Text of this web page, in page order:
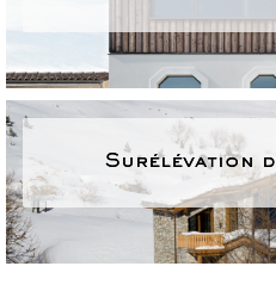
Surélévation